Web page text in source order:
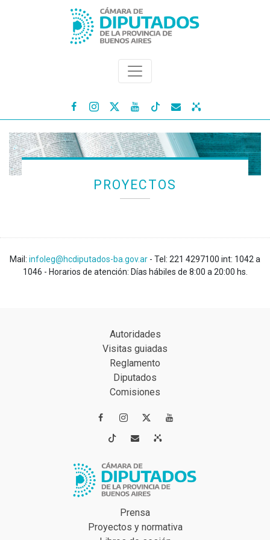
   
PROYECTOS
Mail: infoleg@hcdiputados-ba.gov.ar - Tel: 221 4297100 int: 1042 a
1046 - Horarios de atención: Días hábiles de 8:00 a 20:00 hs.
Autoridades
Visitas guiadas
Reglamento
Diputados
Comisiones
 
 
Prensa
Proyectos y normativa